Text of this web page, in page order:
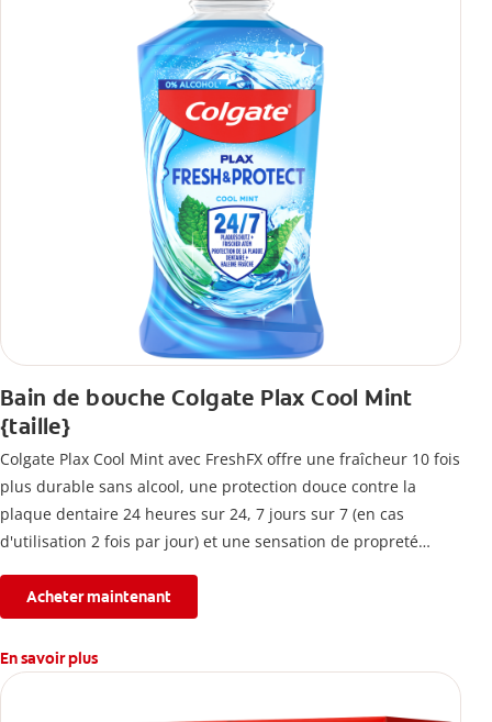
Bain de bouche Colgate Plax Cool Mint
{taille}
Colgate Plax Cool Mint avec FreshFX offre une fraîcheur 10 fois
plus durable sans alcool, une protection douce contre la
plaque dentaire 24 heures sur 24, 7 jours sur 7 (en cas
d'utilisation 2 fois par jour) et une sensation de propreté
Acheter maintenant
En savoir plus